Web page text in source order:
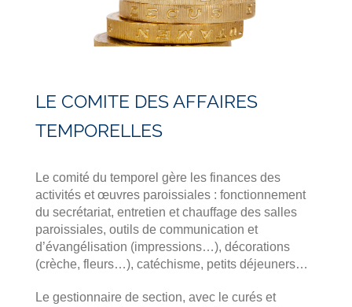
LE COMITE DES AFFAIRES
TEMPORELLES
Le comité du temporel gère les finances des
activités et œuvres paroissiales : fonctionnement
du secrétariat, entretien et chauffage des salles
paroissiales, outils de communication et
d’évangélisation (impressions…), décorations
(crèche, fleurs…), catéchisme, petits déjeuners…
Le gestionnaire de section, avec le curés et